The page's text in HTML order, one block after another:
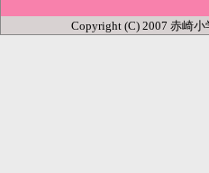
Copyright (C) 2007 赤崎小